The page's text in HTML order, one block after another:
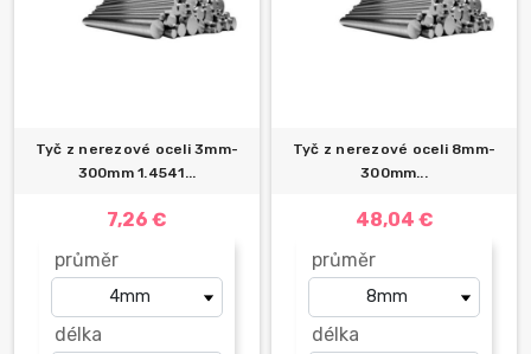
Tyč z nerezové oceli 3mm-
300mm 1.4541...
7,26 €
průměr
délka
Tyč z nerezové oceli 8mm-
300mm...
48,04 €
průměr
délka